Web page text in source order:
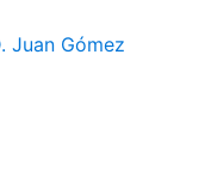
Juan Gómez